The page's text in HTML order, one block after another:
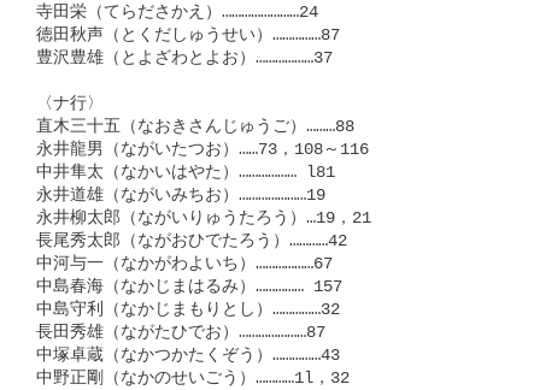
寺田栄（てらださかえ）……………………24
徳田秋声（とくだしゅうせい）……………87
豊沢豊雄（とよざわとよお）………………37
〈ナ行〉
直木三十五（なおきさんじゅうご）………88
永井龍男（ながいたつお）……73，108～116
中井隼太（なかいはやた）……………… l81
永井道雄（ながいみちお）…………………19
永井柳太郎（ながいりゅうたろう）…19，21
長尾秀太郎（ながおひでたろう）…………42
中河与一（なかがわよいち）………………67
中島春海（なかじまはるみ）…………… 157
中島守利（なかじまもりとし）……………32
長田秀雄（ながたひでお）…………………87
中塚卓蔵（なかつかたくぞう）……………43
中野正剛（なかのせいごう）…………1l，32